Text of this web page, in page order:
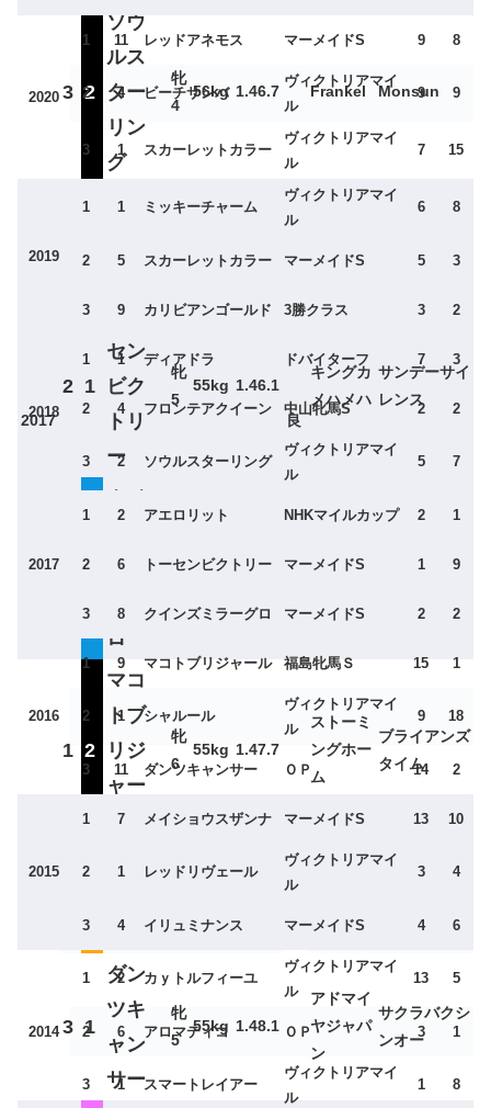
3 2
ソウ
ルス
ター
リン
グ
牝
4
56kg 1.46.7 Frankel Monsun
2017
アエ
ット
良
2 1
トー
セン
ビク
トリ
ー
牝
5
55kg 1.46.1
キングカ
メハメハ
サンデーサイ
レンス
4
クイ
ミラ
ーグ
ロ
55kg 1.46.3
タンカフ
In Excess
2016
1 2
マコ
トブ
リジ
ャー
ル
牝
6
55kg 1.47.7
良
ストーミ
ングホー
ム
ブライアンズ
タイム
シャ
ル
牝
3 1
ダン
ツキ
ャン
サー
牝
5
55kg 1.48.1
アドマイ
ヤジャパ
ン
サクラバクシ
ンオー
2020
1 11 レッドアネモス マーメイドS 9 8
2 4 ビーチサンバ
ヴィクトリアマイ
ル
9 9
3 1 スカーレットカラー
ヴィクトリアマイ
ル
7 15
2019
1 1 ミッキーチャーム
ヴィクトリアマイ
ル
6 8
2 5 スカーレットカラー マーメイドS 5 3
3 9 カリビアンゴールド 3勝クラス 3 2
2018
1 1 ディアドラ ドバイターフ 7 3
2 4 フロンテアクイーン 中山牝馬S 2 2
3 2 ソウルスターリング
ヴィクトリアマイ
ル
5 7
2017
1 2 アエロリット NHKマイルカップ 2 1
2 6 トーセンビクトリー マーメイドS 1 9
3 8 クインズミラーグロ マーメイドS 2 2
2016
1 9 マコトブリジャール 福島牝馬Ｓ 15 1
2 1 シャルール
ヴィクトリアマイ
ル
9 18
3 11 ダンツキャンサー ＯＰ 14 2
2015
1 7 メイショウスザンナ マーメイドS 13 10
2 1 レッドリヴェール
ヴィクトリアマイ
ル
3 4
3 4 イリュミナンス マーメイドS 4 6
2014
1 2 カｙトルフィーユ
ヴィクトリアマイ
ル
13 5
2 6 アロマティコ ＯＰ 3 1
3 1 スマートレイアー
ヴィクトリアマイ
ル
1 8